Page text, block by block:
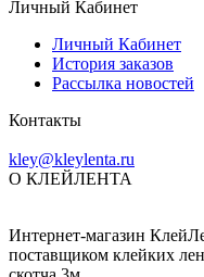
Личный Кабинет
Личный Кабинет
История заказов
Рассылка новостей
Контакты
kley@kleylenta.ru
О КЛЕЙЛЕНТА
Интернет-магазин
поставщиком клейких